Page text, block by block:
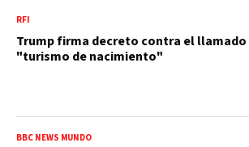
RFI
Trump firma decreto contra el llamado
"turismo de nacimiento"
BBC NEWS MUNDO